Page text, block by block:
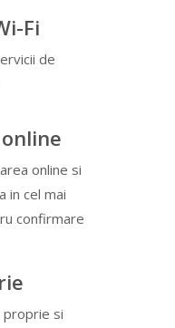
Fi
de
online si
in cel mai
confirmare
proprie si